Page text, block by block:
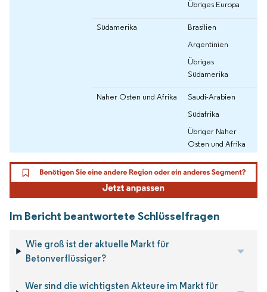
Übriges Europa
Südamerika
Brasilien
Argentinien
Übriges
Südamerika
Naher Osten und Afrika
Saudi-Arabien
Südafrika
Übriger Naher
Osten und Afrika
Im Bericht beantwortete Schlüsselfragen
Wie groß ist der aktuelle Markt für
Betonverflüssiger?
Wer sind die wichtigsten Akteure im Markt für